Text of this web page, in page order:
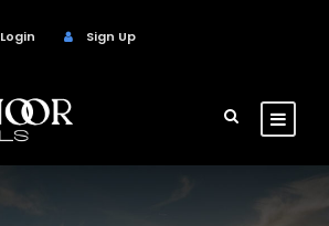
Login Sign Up